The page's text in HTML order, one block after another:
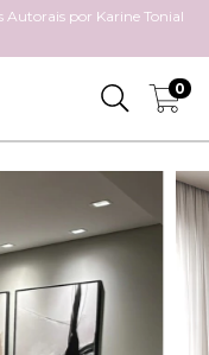
Autorais por Karine Tonial
0